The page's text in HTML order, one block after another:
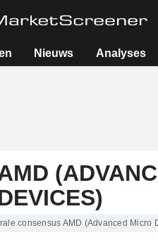
Nieuws Analyses
consensus AMD (Advanced Micro